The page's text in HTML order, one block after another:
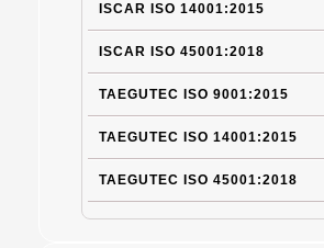
ISCAR ISO 14001:2015
ISCAR ISO 45001:2018
TAEGUTEC ISO 9001:2015
TAEGUTEC ISO 14001:2015
TAEGUTEC ISO 45001:2018